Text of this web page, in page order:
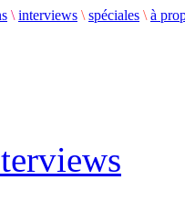
\ interviews \ spéciales \ à